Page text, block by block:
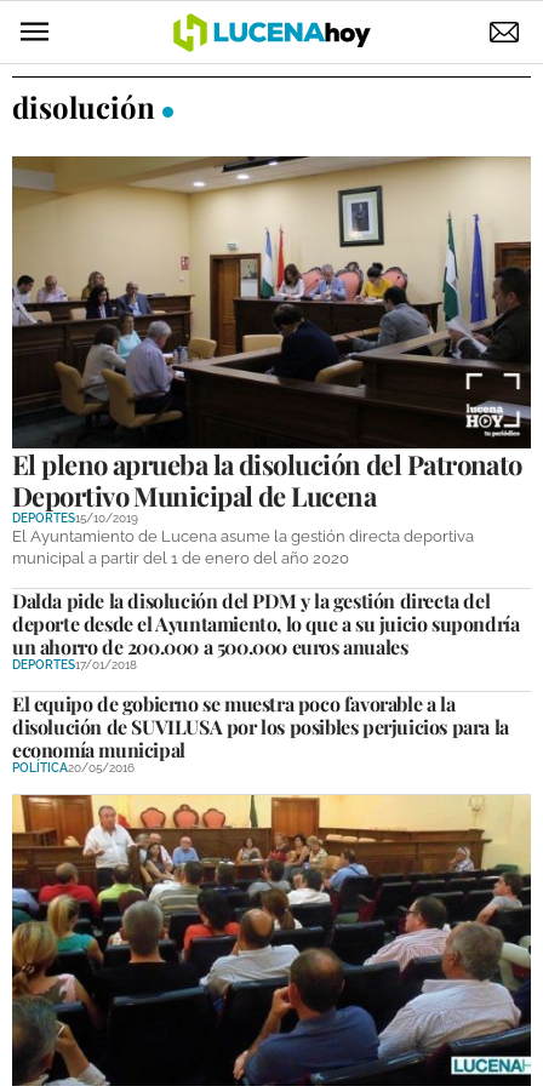
POLÍTICA
ELECCIONES
ECONOMÍA
DESARROLLO LOCAL
LUCENA EMPRESAS
OCIO
COFRADÍAS
DEPORTES
COMPETICIONES
DEPORTE BASE
OPINIÓN
VENTANA CIUDADANA
CÓRDOBA
PROVINCIA
SUBBÉTICA HOY
SALUD
OBRAS
NECROLÓGICAS
disolución
El pleno aprueba la disolución del Patronato
Deportivo Municipal de Lucena
DEPORTES15/10/2019
El Ayuntamiento de Lucena asume la gestión directa deportiva
municipal a partir del 1 de enero del año 2020
Dalda pide la disolución del PDM y la gestión directa del
deporte desde el Ayuntamiento, lo que a su juicio supondría
un ahorro de 200.000 a 500.000 euros anuales
DEPORTES17/01/2018
El equipo de gobierno se muestra poco favorable a la
disolución de SUVILUSA por los posibles perjuicios para la
economía municipal
POLÍTICA20/05/2016